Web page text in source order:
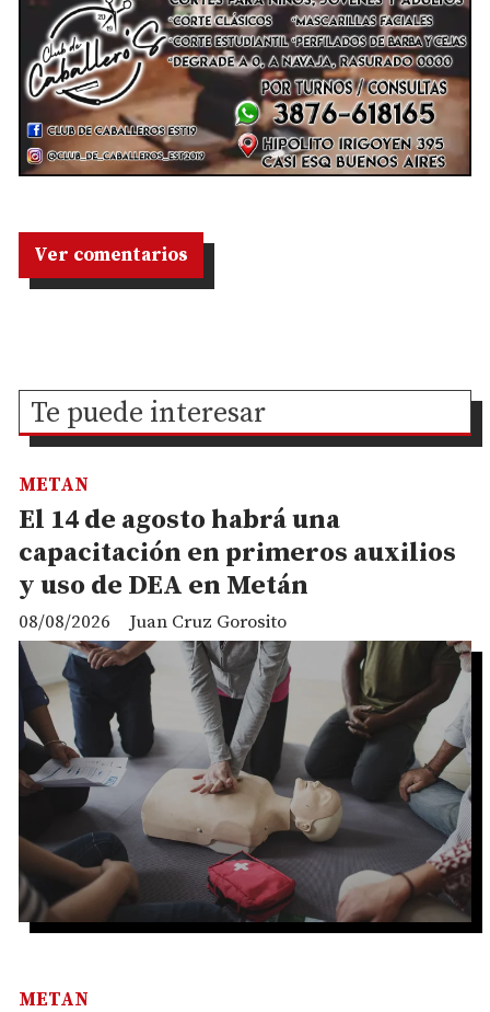
Ver comentarios
Te puede interesar
El 14 de agosto habrá una
capacitación en primeros auxilios
y uso de DEA en Metán
Juan Cruz Gorosito
METAN
08/08/2026
METAN